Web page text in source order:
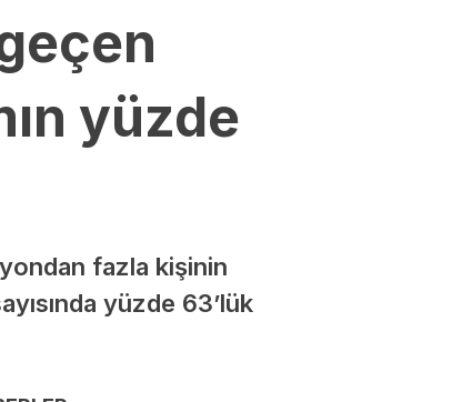
yüzde
fazla kişinin
yüzde 63’lük